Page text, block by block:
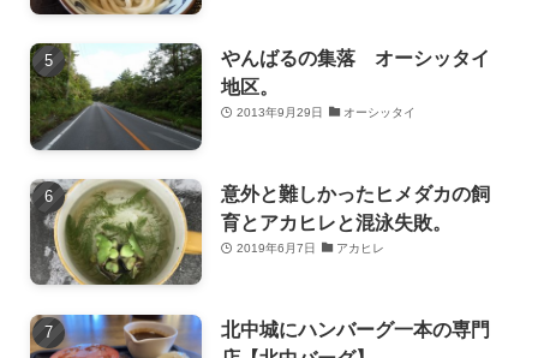
やんばるの集落 オーシッタイ
地区。
2013年9月29日 オーシッタイ
意外と難しかったヒメダカの飼
育とアカヒレと混泳失敗。
2019年6月7日 アカヒレ
北中城にハンバーグ一本の専門